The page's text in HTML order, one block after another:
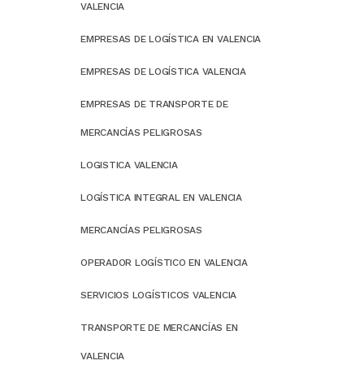
VALENCIA
EMPRESAS DE LOGÍSTICA EN VALENCIA
EMPRESAS DE LOGÍSTICA VALENCIA
EMPRESAS DE TRANSPORTE DE
MERCANCÍAS PELIGROSAS
LOGISTICA VALENCIA
LOGÍSTICA INTEGRAL EN VALENCIA
MERCANCÍAS PELIGROSAS
OPERADOR LOGÍSTICO EN VALENCIA
SERVICIOS LOGÍSTICOS VALENCIA
TRANSPORTE DE MERCANCÍAS EN
VALENCIA